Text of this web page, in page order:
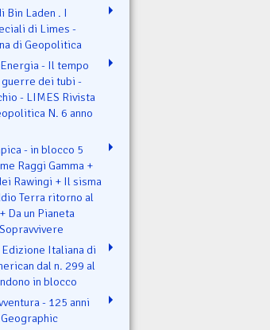
Bin Laden . I
di Limes -
di Geopolitica
- Il tempo
guerre dei tubi -
- LIMES Rivista
N. 6 anno
- in blocco 5
Raggi Gamma +
Rawingi + Il sisma
Terra ritorno al
Da un Pianeta
Italiana di
dal n. 299 al
in blocco
- 125 anni